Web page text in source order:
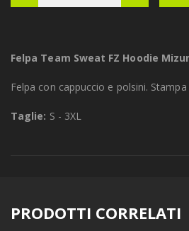
Felpa Team Sweat FZ Hoodie
Felpa con cappuccio e polsini.
Taglie: S - 3XL
PRODOTTI CORRELATI